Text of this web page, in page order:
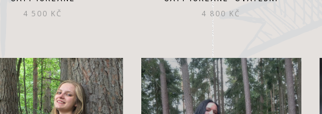
4 500 KČ 4 800 KČ